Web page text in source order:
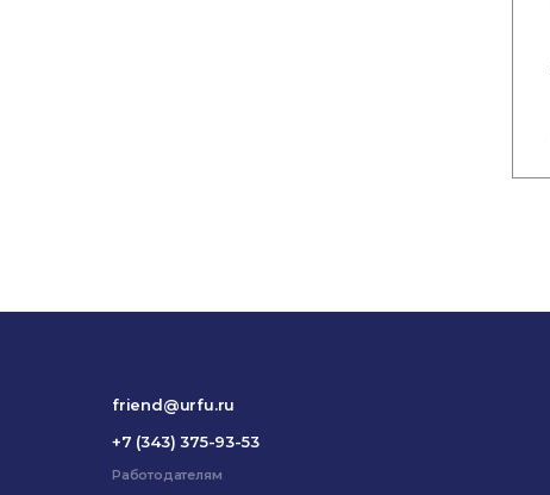
friend@urfu.ru
+7 (343) 375-93-53
Работодателям